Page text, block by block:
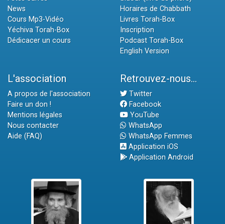
News
Cours Mp3-Vidéo
Yéchiva Torah-Box
Dédicacer un cours
Horaires de Chabbath
Livres Torah-Box
Inscription
Podcast Torah-Box
English Version
L'association
A propos de l'association
Faire un don !
Mentions légales
Nous contacter
Aide (FAQ)
Retrouvez-nous...
Twitter
Facebook
YouTube
WhatsApp
WhatsApp Femmes
Application iOS
Application Android